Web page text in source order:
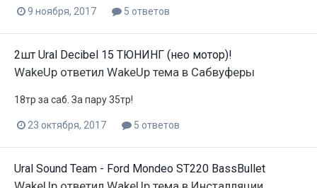
9 ноября, 2017 5 ответов
2шт Ural Decibel 15 ТЮНИНГ (нео мотор)!
WakeUp ответил WakeUp тема в Сабвуферы
18тр за саб. За пару 35тр!
23 октября, 2017 5 ответов
Ural Sound Team - Ford Mondeo ST220 BassBullet